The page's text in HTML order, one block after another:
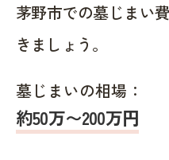
茅野市での墓じまい
きましょう。
墓じまいの相場：
約50万〜200万円